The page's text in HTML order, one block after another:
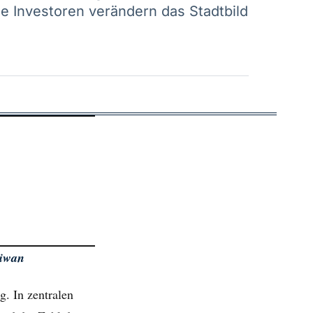
Investoren verändern das Stadtbild
In zentralen